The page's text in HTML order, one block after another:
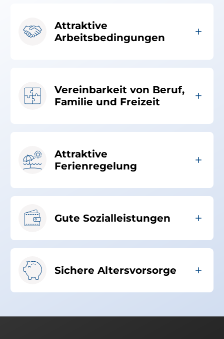
Attraktive
Arbeitsbedingungen
Vereinbarkeit von Beruf,
Familie und Freizeit
Attraktive
Ferienregelung
Gute Sozialleistungen
Sichere Altersvorsorge